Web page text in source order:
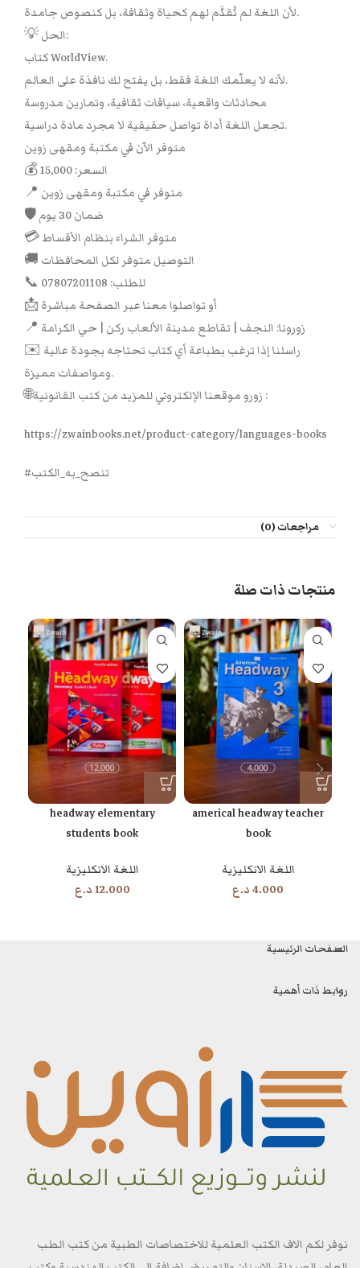
لأن اللغة لم تُقدَّم لهم كحياة وثقافة، بل كنصوص جامدة.
💡 الحل:
كتاب WorldView.
لأنه لا يعلّمك اللغة فقط، بل يفتح لك نافذة على العالم.
محادثات واقعية، سياقات ثقافية، وتمارين مدروسة
تجعل اللغة أداة تواصل حقيقية لا مجرد مادة دراسية.
متوفر الآن في مكتبة ومقهى زوين
💰 السعر: 15,000
📍 متوفر في مكتبة ومقهى زوين
🛡 ضمان 30 يوم
💳 متوفر الشراء بنظام الأقساط
🚚 التوصيل متوفر لكل المحافظات
📞 للطلب: 07807201108
📩 أو تواصلوا معنا عبر الصفحة مباشرة
📍 زورونا: النجف | تقاطع مدينة الألعاب ركن | حي الكرامة
✉️ راسلنا إذا ترغب بطباعة أي كتاب تحتاجه بجودة عالية
ومواصفات مميزة.
🌐زورو موقعنا الإلكتروني للمزيد من كتب القانونية :
https://zwainbooks.net/product-category/languages-books
#تنصح_به_الكتب
مراجعات (0)
منتجات ذات صلة
americal headway teacher
book
اللغة الانكليزية
4.000د.ع
headway elementary
students book
اللغة الانكليزية
12.000د.ع
الصفحات الرئيسية
روابط ذات أهمية
نوفر لكم الاف الكتب العلمية للاختصاصات الطبية من كتب الطب